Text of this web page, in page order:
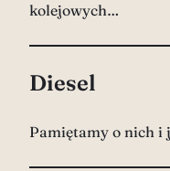
kolejowych…
Diesel
Pamiętamy o nich i